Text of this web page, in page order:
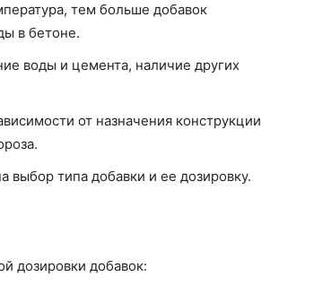
тем больше добавок
в бетоне.
воды и цемента, наличие других
от назначения конструкции
выбор типа добавки и ее дозировку.
дозировки добавок: